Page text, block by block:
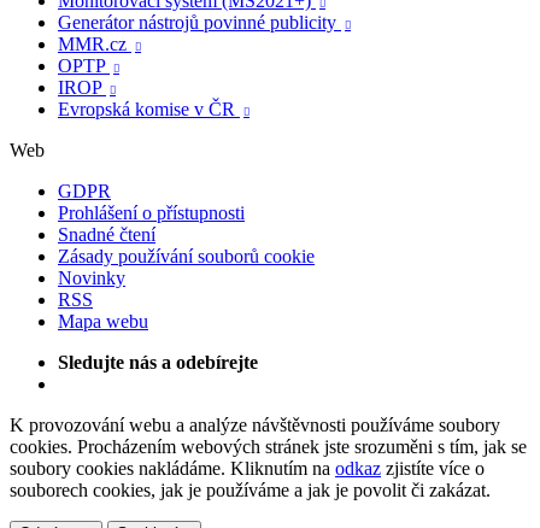

Generátor nástrojů povinné publicity 
MMR.cz 
OPTP 
IROP 
Evropská komise v ČR 
Web
GDPR
Prohlášení o přístupnosti
Snadné čtení
Zásady používání souborů cookie
Novinky
RSS
Mapa webu
Sledujte nás a odebírejte
K provozování webu a analýze návštěvnosti používáme soubory
cookies. Procházením webových stránek jste srozuměni s tím, jak se
soubory cookies nakládáme. Kliknutím na odkaz zjistíte více o
souborech cookies, jak je používáme a jak je povolit či zakázat.